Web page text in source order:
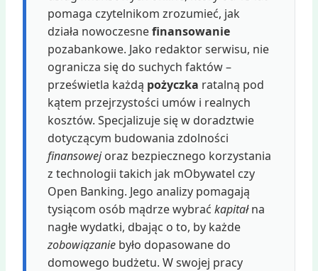
pomaga czytelnikom zrozumieć, jak
działa nowoczesnefinansowanie
pozabankowe. Jako redaktor serwisu, nie
ogranicza się do suchych faktów –
prześwietla każdą pożyczka ratalną pod
kątem przejrzystości umów i realnych
kosztów. Specjalizuje się w doradztwie
dotyczącym budowania zdolności
finansowejoraz bezpiecznego korzystania
z technologii takich jak mObywatel czy
Open Banking. Jego analizy pomagają
tysiącom osób mądrze wybrać kapitałna
nagłe wydatki, dbając o to, by każde
zobowiązaniebyło dopasowane do
domowego budżetu. W swojej pracy